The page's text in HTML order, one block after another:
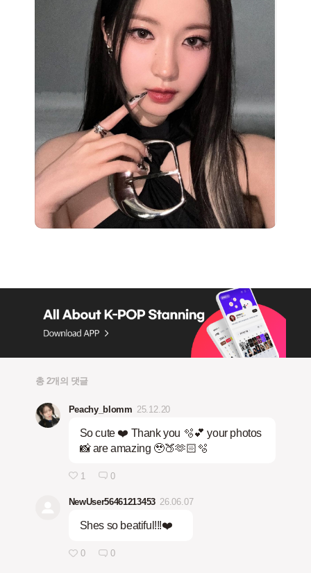
총 2개의 댓글
Peachy_blomm 25.12.20
So cute ❤️ Thank you 🫧💕 your photos
📸 are amazing 🥹🍑🫶🏻🫧
1 0
NewUser56461213453 26.06.07
Shes so beatiful!!!❤️
0 0